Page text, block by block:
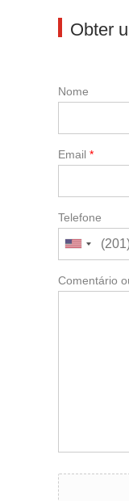
Obter
Nome
Email *
Telefone
Comentário